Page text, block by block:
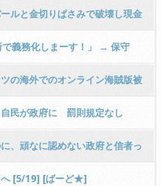
ルと金切りばさみで破壊し現金
た！」 → Xで議論再燃 ｗｗｗ
義務化しまーす！」 → 保守
一氏「税金と時間の無駄！」ｗ
の海外でのオンライン海賊版被
直しも必要では」
民が政府に 罰則規定なし
、頑なに認めない政府と信者っ
水道管更新にも影響報道に持論
へ [5/19] [ばーど★]